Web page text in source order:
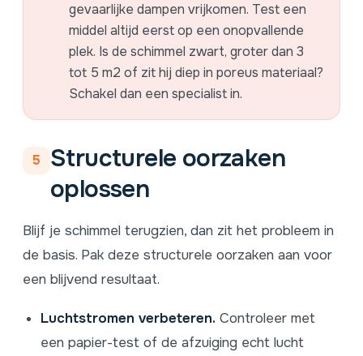
gevaarlijke dampen vrijkomen. Test een
middel altijd eerst op een onopvallende
plek. Is de schimmel zwart, groter dan 3
tot 5 m2 of zit hij diep in poreus materiaal?
Schakel dan een specialist in.
5
Structurele oorzaken
oplossen
Blijf je schimmel terugzien, dan zit het probleem in
de basis. Pak deze structurele oorzaken aan voor
een blijvend resultaat.
Luchtstromen verbeteren. Controleer met
een papier-test of de afzuiging echt lucht